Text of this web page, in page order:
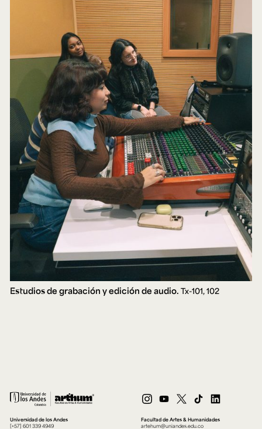
Estudios de grabación y edición de audio. Tx-101, 102
Universidad de los Andes
[+57] 601 339 4949
Facultad de Artes & Humanidades
artehum@uniandes.edu.co